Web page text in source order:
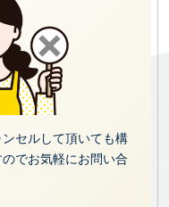
セルして頂いても構
でお気軽にお問い合